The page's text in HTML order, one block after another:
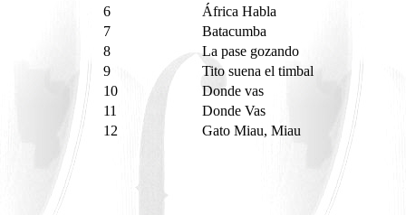
6
África Habla
7
Batacumba
8
La pase gozando
9
Tito suena el timbal
10
Donde vas
11
Donde Vas
12
Gato Miau, Miau